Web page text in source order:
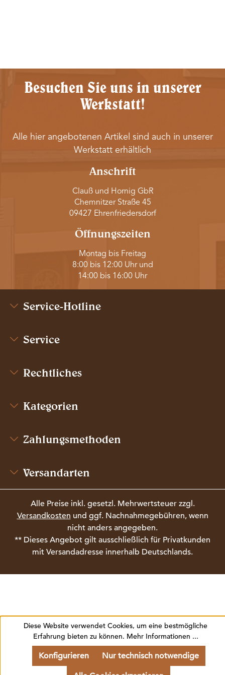
Besuchen Sie uns in unserer
Werkstatt!
Alle hier angebotenen Artikel sind auch in unserer
Werkstatt erhältlich
Anschrift
Clauß und Hornig GbR
Chemnitzer Straße 45
09427 Ehrenfriedersdorf
Öffnungszeiten
Montag bis Freitag
8:00 bis 12:00 Uhr und
14:00 bis 16:00 Uhr
Service-Hotline
Service
Rechtliches
Kategorien
Zahlungsmethoden
Versandarten
Alle Preise inkl. gesetzl. Mehrwertsteuer zzgl.
Versandkosten und ggf. Nachnahmegebühren, wenn
nicht anders angegeben.
** Dieses Angebot gilt ausschließlich für Privatkunden
mit Versandadresse innerhalb Deutschlands.
Diese Website verwendet Cookies, um eine bestmögliche
Erfahrung bieten zu können. Mehr Informationen ...
Nur technisch notwendige
Konfigurieren